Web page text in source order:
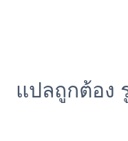
แปลถูกต้อง